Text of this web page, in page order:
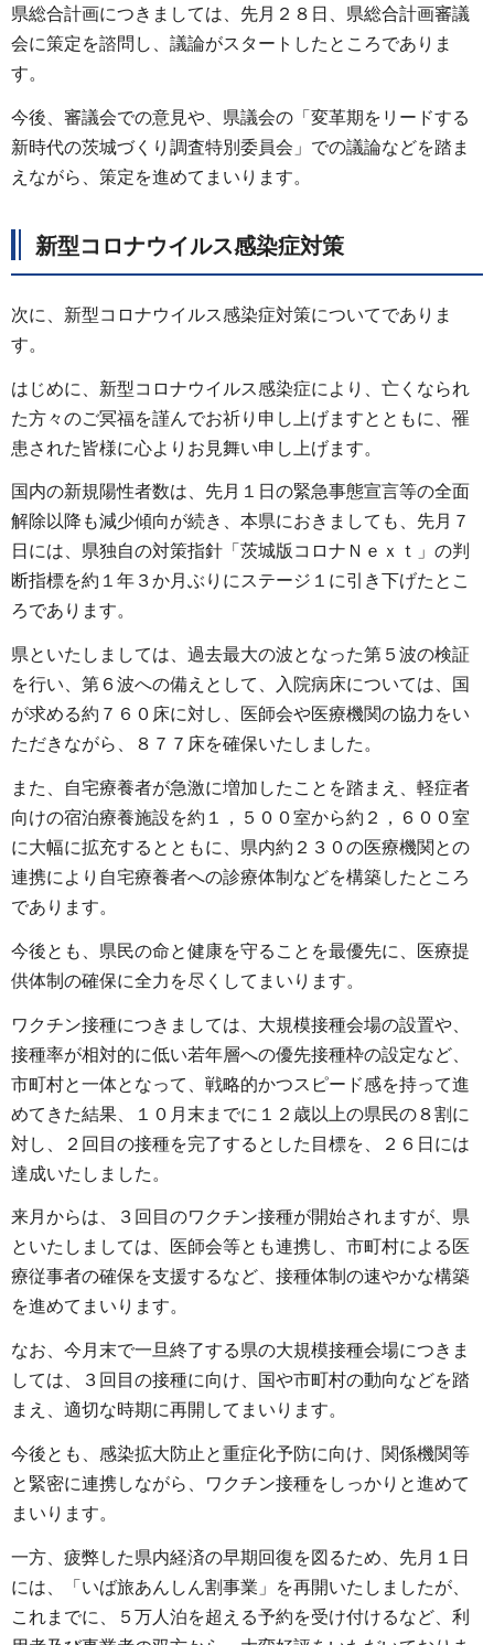
県総合計画につきましては、先月２８日、県総合計画審議
会に策定を諮問し、議論がスタートしたところでありま
す。
今後、審議会での意見や、県議会の「変革期をリードする
新時代の茨城づくり調査特別委員会」での議論などを踏ま
えながら、策定を進めてまいります。
新型コロナウイルス感染症対策
次に、新型コロナウイルス感染症対策についてでありま
す。
はじめに、新型コロナウイルス感染症により、亡くなられ
た方々のご冥福を謹んでお祈り申し上げますとともに、罹
患された皆様に心よりお見舞い申し上げます。
国内の新規陽性者数は、先月１日の緊急事態宣言等の全面
解除以降も減少傾向が続き、本県におきましても、先月７
日には、県独自の対策指針「茨城版コロナＮｅｘｔ」の判
断指標を約１年３か月ぶりにステージ１に引き下げたとこ
ろであります。
県といたしましては、過去最大の波となった第５波の検証
を行い、第６波への備えとして、入院病床については、国
が求める約７６０床に対し、医師会や医療機関の協力をい
ただきながら、８７７床を確保いたしました。
また、自宅療養者が急激に増加したことを踏まえ、軽症者
向けの宿泊療養施設を約１，５００室から約２，６００室
に大幅に拡充するとともに、県内約２３０の医療機関との
連携により自宅療養者への診療体制などを構築したところ
であります。
今後とも、県民の命と健康を守ることを最優先に、医療提
供体制の確保に全力を尽くしてまいります。
ワクチン接種につきましては、大規模接種会場の設置や、
接種率が相対的に低い若年層への優先接種枠の設定など、
市町村と一体となって、戦略的かつスピード感を持って進
めてきた結果、１０月末までに１２歳以上の県民の８割に
対し、２回目の接種を完了するとした目標を、２６日には
達成いたしました。
来月からは、３回目のワクチン接種が開始されますが、県
といたしましては、医師会等とも連携し、市町村による医
療従事者の確保を支援するなど、接種体制の速やかな構築
を進めてまいります。
なお、今月末で一旦終了する県の大規模接種会場につきま
しては、３回目の接種に向け、国や市町村の動向などを踏
まえ、適切な時期に再開してまいります。
今後とも、感染拡大防止と重症化予防に向け、関係機関等
と緊密に連携しながら、ワクチン接種をしっかりと進めて
まいります。
一方、疲弊した県内経済の早期回復を図るため、先月１日
には、「いば旅あんしん割事業」を再開いたしましたが、
これまでに、５万人泊を超える予約を受け付けるなど、利